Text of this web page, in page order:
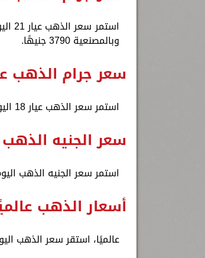
وبالمصنعية 3790 جنيهًا.
سعر جرام الذهب عيار 18 اليوم
استمر سعر الذهب عيار 18 اليوم الخميس 5 ديسمبر 2024 ثباته، بمستهل تعاملات الصاغة، ليسجل 3162 جنيها.
سعر الجنيه
استمر سعر الجنيه الذهب اليوم الخميس 5 ديسمبر 2024 ثباته، بمستهل
أسعار الذهب
عالميًا، استقر سعر الذهب اليوم الخميس 5 ديسمبر 2024 على آخر صعود